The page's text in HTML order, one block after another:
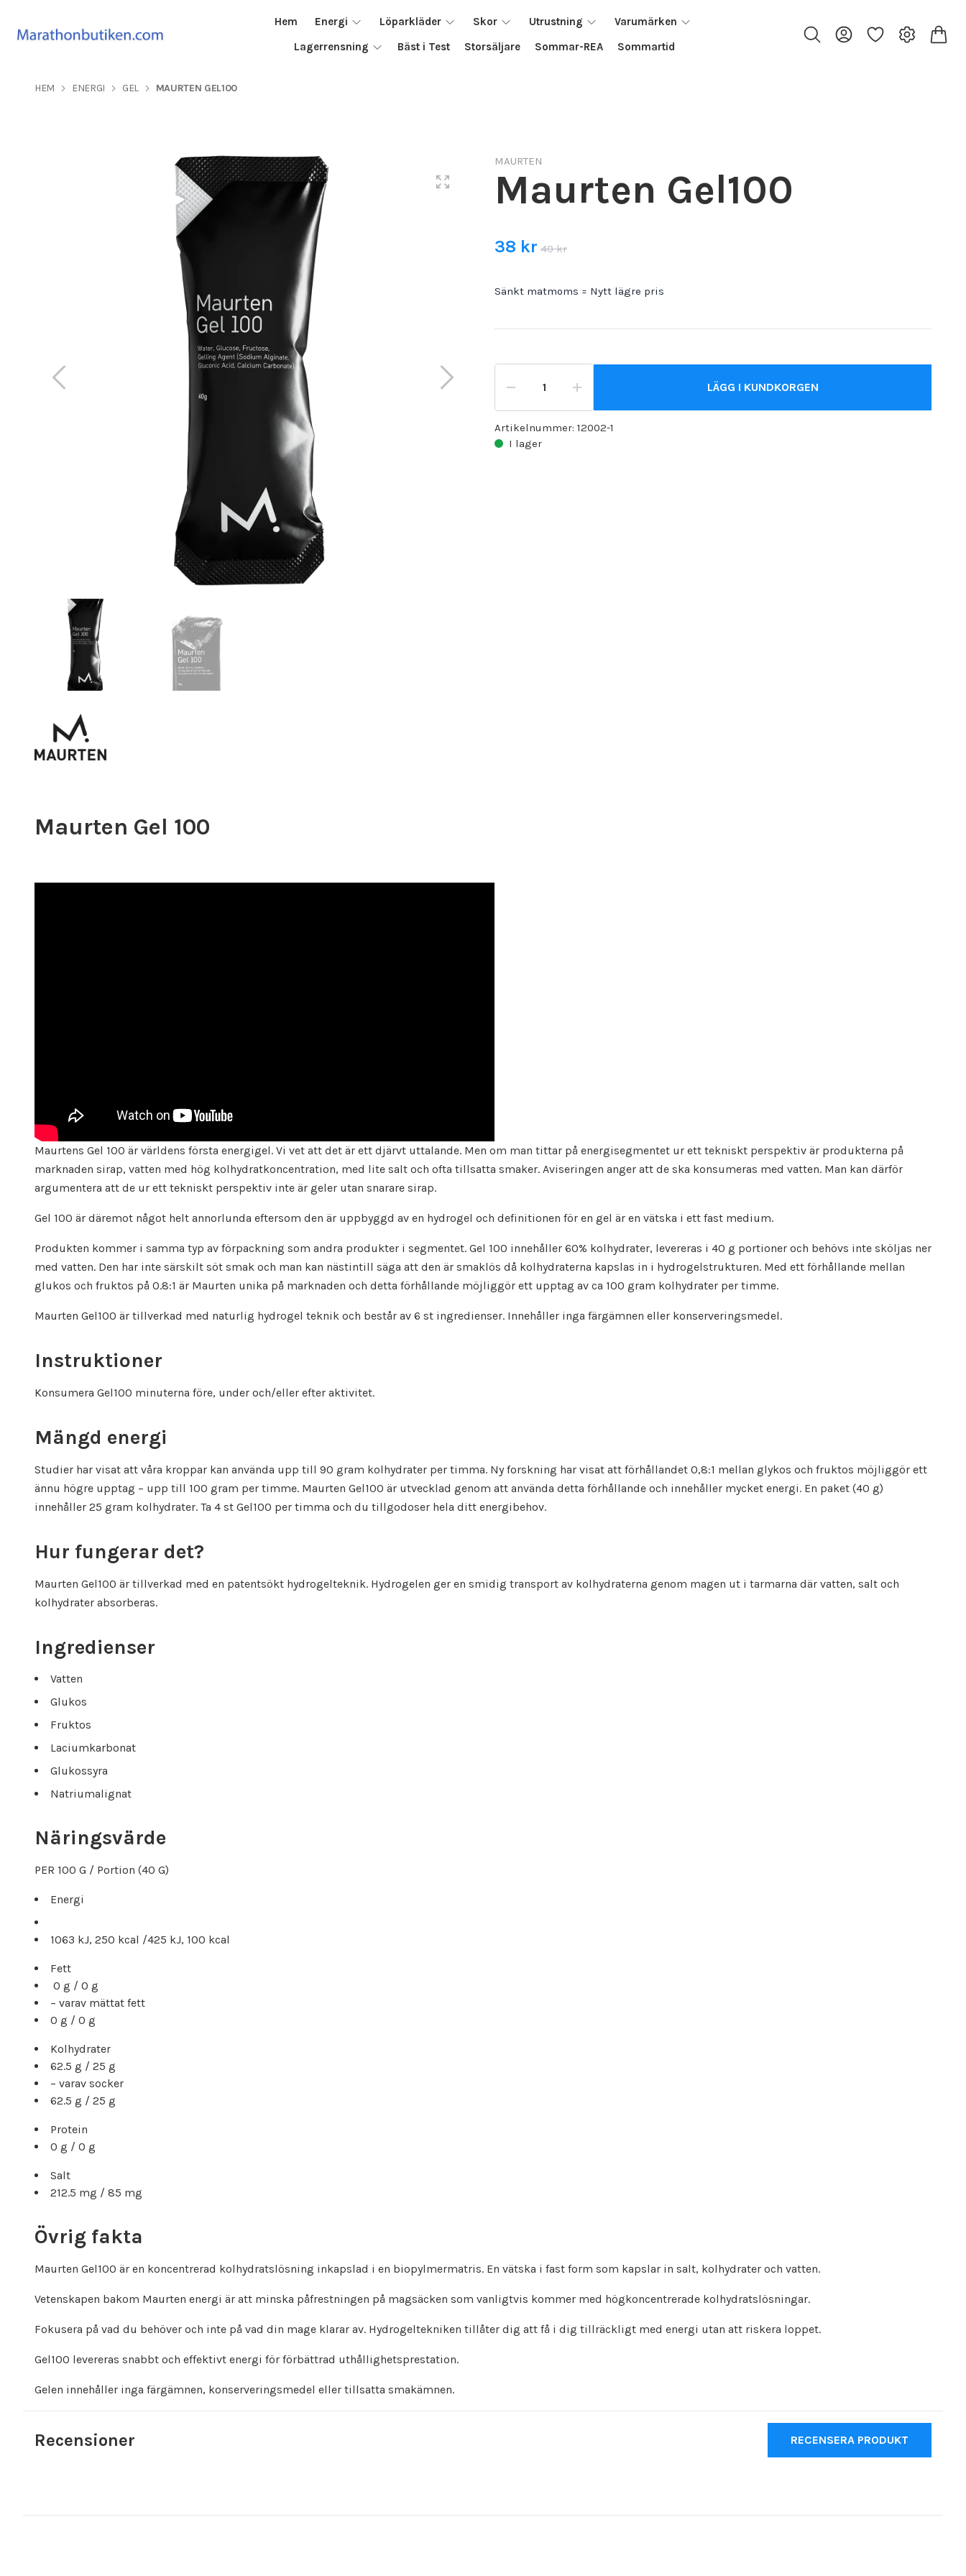
Hem Energi Löparkläder Skor Utrustning
Varumärken
Lagerrensning
Bäst i Test Storsäljare Sommar-REA Sommartid
HEM ENERGI GEL MAURTEN GEL100
MAURTEN
Maurten Gel100
38 kr 40 kr
Sänkt matmoms = Nytt lägre pris
LÄGG I KUNDKORGEN
Artikelnummer: 12002-1
I lager
Maurten Gel 100
Maurtens Gel 100 är världens första energigel. Vi vet att det är ett djärvt uttalande. Men om man tittar på energisegmentet ur ett tekniskt perspektiv är produkterna på
marknaden sirap, vatten med hög kolhydratkoncentration, med lite salt och ofta tillsatta smaker. Aviseringen anger att de ska konsumeras med vatten. Man kan därför
argumentera att de ur ett tekniskt perspektiv inte är geler utan snarare sirap.
Gel 100 är däremot något helt annorlunda eftersom den är uppbyggd av en hydrogel och definitionen för en gel är en vätska i ett fast medium.
Produkten kommer i samma typ av förpackning som andra produkter i segmentet. Gel 100 innehåller 60% kolhydrater, levereras i 40 g portioner och behövs inte sköljas ner
med vatten. Den har inte särskilt söt smak och man kan nästintill säga att den är smaklös då kolhydraterna kapslas in i hydrogelstrukturen. Med ett förhållande mellan
glukos och fruktos på 0.8:1 är Maurten unika på marknaden och detta förhållande möjliggör ett upptag av ca 100 gram kolhydrater per timme.
Maurten Gel100 är tillverkad med naturlig hydrogel teknik och består av 6 st ingredienser. Innehåller inga färgämnen eller konserveringsmedel.
Instruktioner
Konsumera Gel100 minuterna före, under och/eller efter aktivitet.
Mängd energi
Studier har visat att våra kroppar kan använda upp till 90 gram kolhydrater per timma. Ny forskning har visat att förhållandet 0,8:1 mellan glykos och fruktos möjliggör ett
ännu högre upptag – upp till 100 gram per timme. Maurten Gel100 är utvecklad genom att använda detta förhållande och innehåller mycket energi. En paket (40 g)
innehåller 25 gram kolhydrater. Ta 4 st Gel100 per timma och du tillgodoser hela ditt energibehov.
Hur fungerar det?
Maurten Gel100 är tillverkad med en patentsökt hydrogelteknik. Hydrogelen ger en smidig transport av kolhydraterna genom magen ut i tarmarna där vatten, salt och
kolhydrater absorberas.
Ingredienser
Vatten
Glukos
Fruktos
Laciumkarbonat
Glukossyra
Natriumalignat
Näringsvärde
PER 100 G / Portion (40 G)
Energi
1063 kJ, 250 kcal /425 kJ, 100 kcal
Fett
0 g / 0 g
– varav mättat fett
0 g / 0 g
Kolhydrater
62.5 g / 25 g
– varav socker
62.5 g / 25 g
Protein
0 g / 0 g
Salt
212.5 mg / 85 mg
Övrig fakta
Maurten Gel100 är en koncentrerad kolhydratslösning inkapslad i en biopylmermatris. En vätska i fast form som kapslar in salt, kolhydrater och vatten.
Vetenskapen bakom Maurten energi är att minska påfrestningen på magsäcken som vanligtvis kommer med högkoncentrerade kolhydratslösningar.
Fokusera på vad du behöver och inte på vad din mage klarar av. Hydrogeltekniken tillåter dig att få i dig tillräckligt med energi utan att riskera loppet.
Gel100 levereras snabbt och effektivt energi för förbättrad uthållighetsprestation.
Gelen innehåller inga färgämnen, konserveringsmedel eller tillsatta smakämnen.
Recensioner RECENSERA PRODUKT